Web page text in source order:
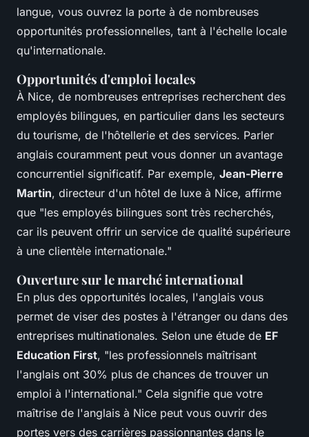
langue, vous ouvrez la porte à de nombreuses
opportunités professionnelles, tant à l'échelle locale
qu'internationale.
Opportunités d'emploi locales
À Nice, de nombreuses entreprises recherchent des
employés bilingues, en particulier dans les secteurs
du tourisme, de l'hôtellerie et des services. Parler
anglais couramment peut vous donner un avantage
concurrentiel significatif. Par exemple, Jean-Pierre
Martin, directeur d'un hôtel de luxe à Nice, affirme
que "les employés bilingues sont très recherchés,
car ils peuvent offrir un service de qualité supérieure
à une clientèle internationale."
Ouverture sur le marché international
En plus des opportunités locales, l'anglais vous
permet de viser des postes à l'étranger ou dans des
entreprises multinationales. Selon une étude de EF
Education First, "les professionnels maîtrisant
l'anglais ont 30% plus de chances de trouver un
emploi à l'international." Cela signifie que votre
maîtrise de l'anglais à Nice peut vous ouvrir des
portes vers des carrières passionnantes dans le